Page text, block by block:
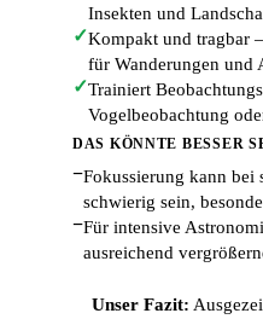
Insekten und
✓Kompakt und tragbar
für Wanderungen und
✓Trainiert
Vogelbeobachtung
DAS KÖNNTE BESSER
−Fokussierung kann bei
schwierig sein,
−Für intensive
ausreichend
Unser Fazit: